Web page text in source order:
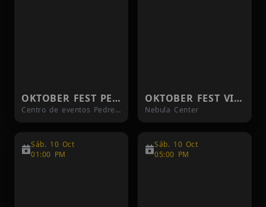
OKTOBER FEST PEDREGAL 04/10
Centro de eventos Pedregal
OKTOBER FEST VILLAGE
Nebula Center
Sáb. 10 Oct
01:00 PM
Sáb. 10 Oct
05:00 PM